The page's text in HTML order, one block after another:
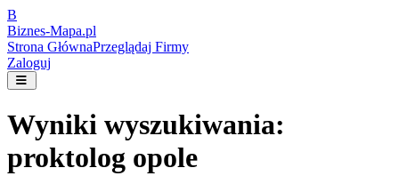
B
Biznes-Mapa.pl
Strona GłównaPrzeglądaj Firmy
Zaloguj
Wyniki wyszukiwania:
proktolog opole